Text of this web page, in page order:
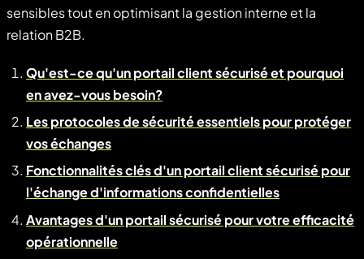
sensibles tout en optimisant la gestion interne et la
relation B2B.
Qu'est-ce qu'un portail client sécurisé et pourquoi
en avez-vous besoin?
Les protocoles de sécurité essentiels pour protéger
vos échanges
Fonctionnalités clés d'un portail client sécurisé pour
l'échange d'informations confidentielles
Avantages d'un portail sécurisé pour votre efficacité
opérationnelle